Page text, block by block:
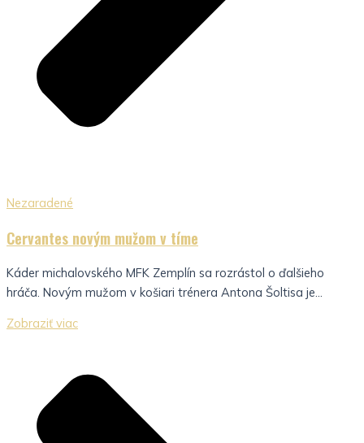
Nezaradené
Cervantes novým mužom v tíme
Káder michalovského MFK Zemplín sa rozrástol o ďalšieho
hráča. Novým mužom v košiari trénera Antona Šoltisa je...
Zobraziť viac